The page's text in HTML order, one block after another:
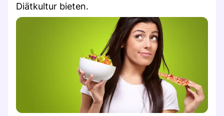
Diätkultur bieten.